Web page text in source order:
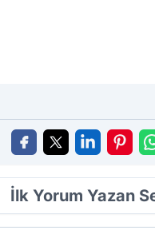
İlk Yorum Yazan